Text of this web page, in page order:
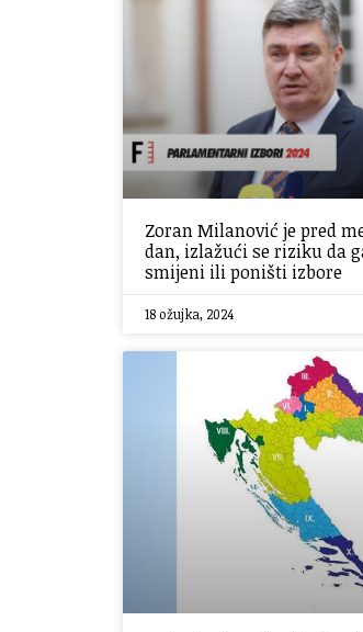
Zoran Milanović je pred
dan, izlažući se riziku da
smijeni ili poništi izbore
18 ožujka, 2024